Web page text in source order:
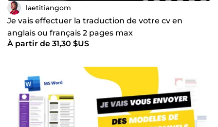
laetitiangom
Je vais effectuer la traduction de votre cv en
anglais ou français 2 pages max
À partir de 31,30 $US